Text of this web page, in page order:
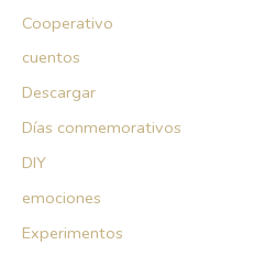
Cooperativo
cuentos
Descargar
Días conmemorativos
DIY
emociones
Experimentos